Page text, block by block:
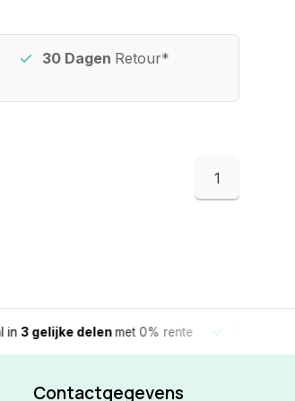
30 Dagen Retour*
1
gelijke delenmet 0% rente Vandaag
Contactgegevens